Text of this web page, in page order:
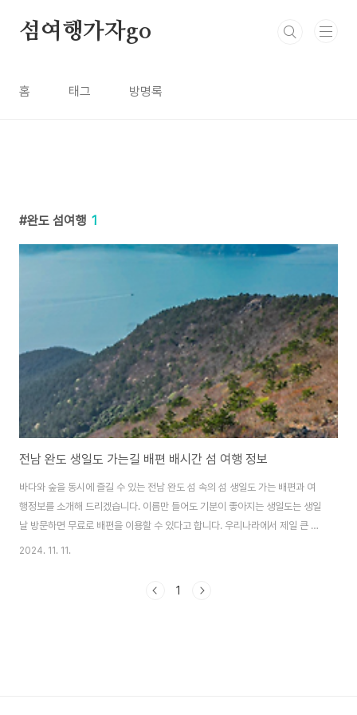
섬여행가자go
홈 태그 방명록
완도 섬여행 1
전남 완도 생일도 가는길 배편 배시간 섬 여행 정보
바다와 숲을 동시에 즐길 수 있는 전남 완도 섬 속의 섬 생일도 가는 배편과 여
행정보를 소개해 드리겠습니다. 이름만 들어도 기분이 좋아지는 생일도는 생일
날 방문하면 무료로 배편을 이용할 수 있다고 합니다. 우리나라에서 제일 큰 생
일케이크가 반겨주는 생일도로 섬여행 떠나보세요. 높게 솟은 상록수림과
행 정보도 함께 알아보세요. 보길도 배편 & 여행 정보 알아보기 생일도 가
2024. 11. 11.
1